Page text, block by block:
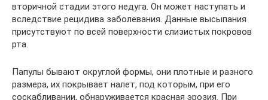
вторичной стадии этого недуга. Он может наступать и
вследствие рецидива заболевания. Данные высыпания
присутствуют по всей поверхности слизистых покровов
рта.
Папулы бывают округлой формы, они плотные и разного
размера, их покрывает налет, под которым, при его
соскабливании, обнаруживается красная эрозия. При